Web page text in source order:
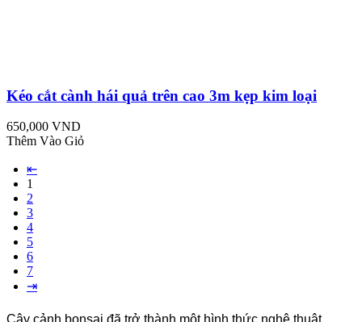
Kéo cắt cành hái quả trên cao 3m kẹp kim loại
650,000 VND
Thêm Vào Giỏ
⇤
1
2
3
4
5
6
7
⇥